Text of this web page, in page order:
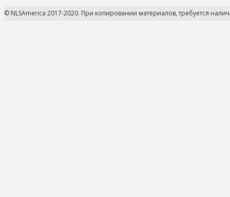
© NLSAmerica 2017-2020. При копировании материалов, требуется